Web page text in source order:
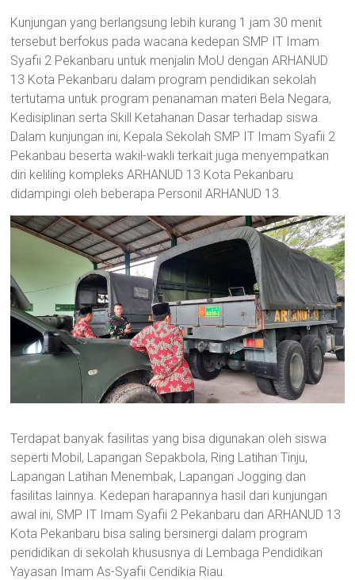
Kunjungan yang berlangsung lebih kurang 1 jam 30 menit
tersebut berfokus pada wacana kedepan SMP IT Imam
Syafii 2 Pekanbaru untuk menjalin MoU dengan ARHANUD
13 Kota Pekanbaru dalam program pendidikan sekolah
tertutama untuk program penanaman materi Bela Negara,
Kedisiplinan serta Skill Ketahanan Dasar terhadap siswa.
Dalam kunjungan ini, Kepala Sekolah SMP IT Imam Syafii 2
Pekanbau beserta wakil-wakli terkait juga menyempatkan
diri keliling kompleks ARHANUD 13 Kota Pekanbaru
didampingi oleh beberapa Personil ARHANUD 13.
Terdapat banyak fasilitas yang bisa digunakan oleh siswa
seperti Mobil, Lapangan Sepakbola, Ring Latihan Tinju,
Lapangan Latihan Menembak, Lapangan Jogging dan
fasilitas lainnya. Kedepan harapannya hasil dari kunjungan
awal ini, SMP IT Imam Syafii 2 Pekanbaru dan ARHANUD 13
Kota Pekanbaru bisa saling bersinergi dalam program
pendidikan di sekolah khususnya di Lembaga Pendidikan
Yayasan Imam As-Syafii Cendikia Riau.